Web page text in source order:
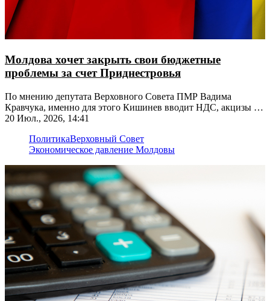
Молдова хочет закрыть свои бюджетные
проблемы за счет Приднестровья
По мнению депутата Верховного Совета ПМР Вадима
Кравчука, именно для этого Кишинев вводит НДС, акцизы и
«фонд конвергенции»
20 Июл., 2026, 14:41
ПолитикаВерховный Совет
Экономическое давление Молдовы